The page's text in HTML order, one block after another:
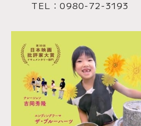
TEL：0980-72-3193